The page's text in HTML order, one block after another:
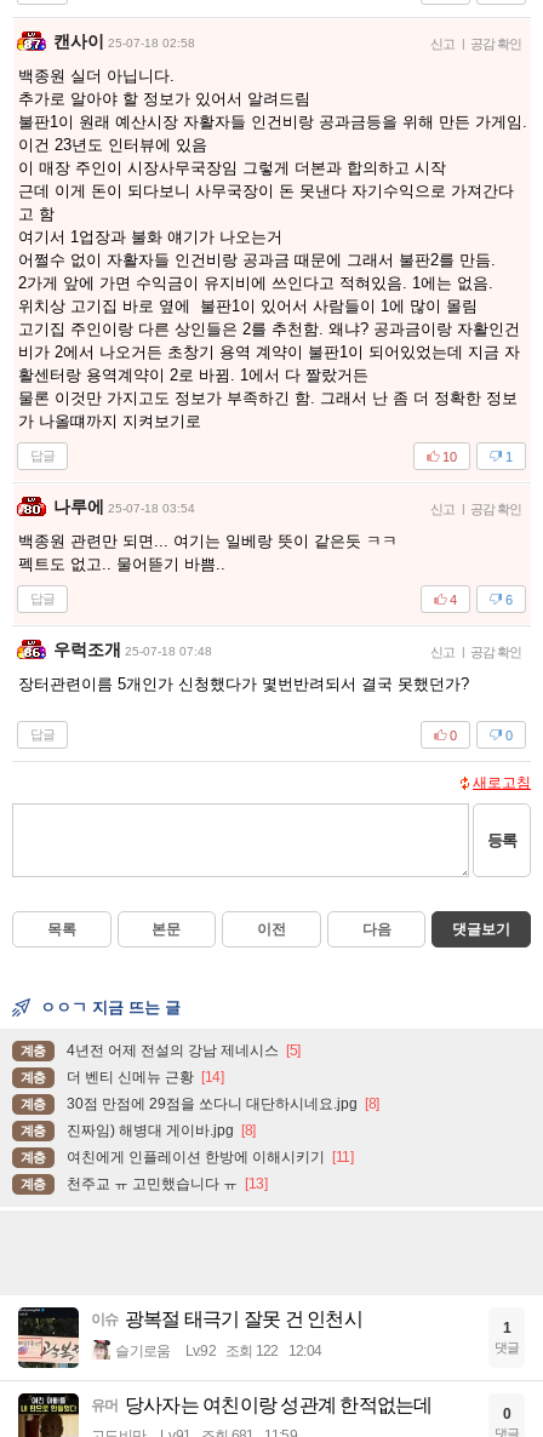
캔사이 25-07-18 02:58 신고 | 공감 확인
백종원 실더 아닙니다.
추가로 알아야 할 정보가 있어서 알려드림
불판1이 원래 예산시장 자활자들 인건비랑 공과금등을 위해 만든 가게임.
이건 23년도 인터뷰에 있음
이 매장 주인이 시장사무국장임 그렇게 더본과 합의하고 시작
근데 이게 돈이 되다보니 사무국장이 돈 못낸다 자기수익으로 가져간다
고 함
여기서 1업장과 불화 얘기가 나오는거
어쩔수 없이 자활자들 인건비랑 공과금 때문에 그래서 불판2를 만듬.
2가게 앞에 가면 수익금이 유지비에 쓰인다고 적혀있음. 1에는 없음.
위치상 고기집 바로 옆에 불판1이 있어서 사람들이 1에 많이 몰림
고기집 주인이랑 다른 상인들은 2를 추천함. 왜냐? 공과금이랑 자활인건
비가 2에서 나오거든 초창기 용역 계약이 불판1이 되어있었는데 지금 자
활센터랑 용역계약이 2로 바뀜. 1에서 다 짤랐거든
물론 이것만 가지고도 정보가 부족하긴 함. 그래서 난 좀 더 정확한 정보
가 나올떄까지 지켜보기로
답글 1
10
나루에 25-07-18 03:54 신고 | 공감 확인
백종원 관련만 되면... 여기는 일베랑 뜻이 같은듯 ㅋㅋ
펙트도 없고.. 물어뜯기 바쁨..
답글 6
4
우럭조개 25-07-18 07:48 신고 | 공감 확인
장터관련이름 5개인가 신청했다가 몇번반려되서 결국 못했던가?
답글 0
0
새로고침
등록
목록 본문 이전 다음 댓글보기
ㅇㅇㄱ 지금 뜨는 글
계층 4년전 어제 전설의 강남 제네시스 [5]
계층 더 벤티 신메뉴 근황 [14]
계층 30점 만점에 29점을 쏘다니 대단하시네요.jpg [8]
계층 진짜임) 해병대 게이바.jpg [8]
계층 여친에게 인플레이션 한방에 이해시키기 [11]
계층 천주교 ㅠ 고민했습니다 ㅠ [13]
이슈 광복절 태극기 잘못 건 인천시
슬기로움 Lv.92 조회 122 12:04
1
댓글
유머 당사자는 여친이랑 성관계 한적없는데 0
댓글